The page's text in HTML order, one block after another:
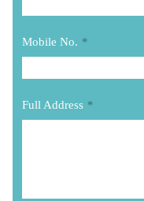
Mobile No. *
Full Address *